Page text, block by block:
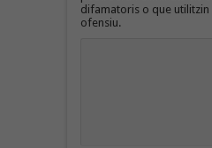
difamatoris o que utilitzin
ofensiu.